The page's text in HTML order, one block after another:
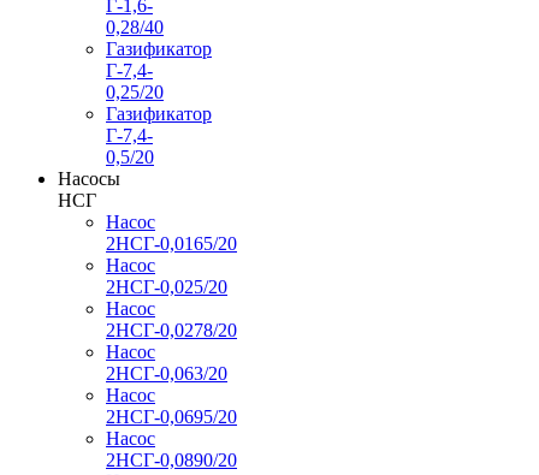
Г-1,6-
0,28/40
Газификатор
Г-7,4-
0,25/20
Газификатор
Г-7,4-
0,5/20
Насосы
НСГ
Насос
2НСГ-0,0165/20
Насос
2НСГ-0,025/20
Насос
2НСГ-0,0278/20
Насос
2НСГ-0,063/20
Насос
2НСГ-0,0695/20
Насос
2НСГ-0,0890/20